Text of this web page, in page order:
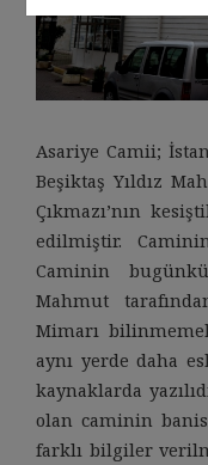
Asariye Camii;
Beşiktaş Yıldız
Çıkmazı’nın
edilmiştir.
Caminin
Mahmut
Mimarı
aynı yerde daha
kaynaklarda
olan caminin
farklı bilgiler